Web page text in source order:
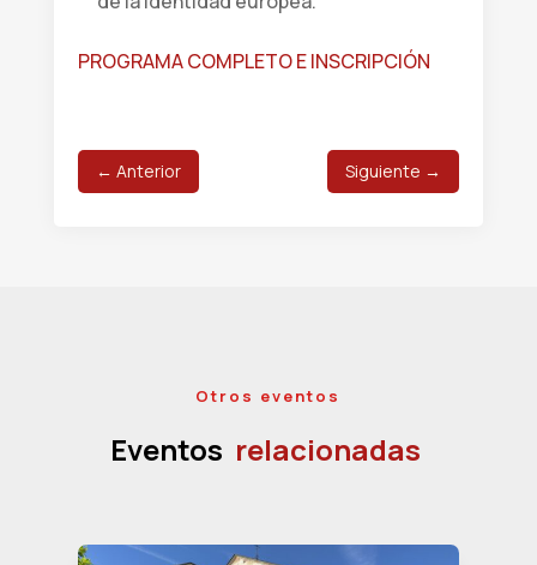
PROGRAMA COMPLETO E INSCRIPCIÓN
← Anterior Siguiente →
Otros eventos
Eventos relacionadas